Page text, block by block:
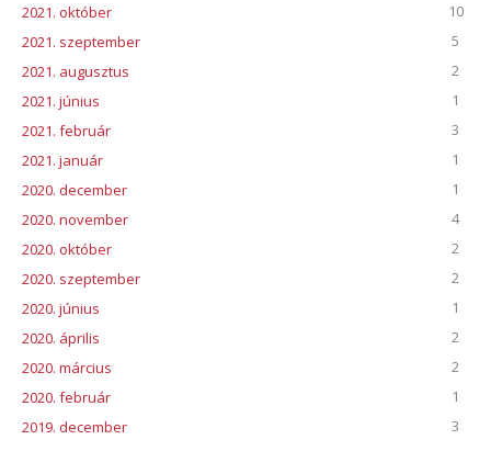
2021. október
10
2021. szeptember
5
2021. augusztus
2
2021. június
1
2021. február
3
2021. január
1
2020. december
1
2020. november
4
2020. október
2
2020. szeptember
2
2020. június
1
2020. április
2
2020. március
2
2020. február
1
2019. december
3